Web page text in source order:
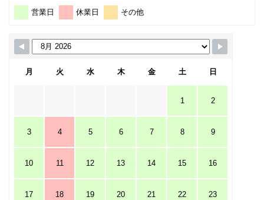
営業日 休業日 その他
月 火 水 木 金 土 日
1 2
3 4 5 6 7 8 9
10 11 12 13 14 15 16
17 18 19 20 21 22 23